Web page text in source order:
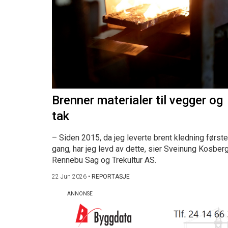
Brenner materialer til vegger og
tak
– Siden 2015, da jeg leverte brent kledning første
gang, har jeg levd av dette, sier Sveinung
Rennebu Sag og Trekultur AS.
22 Jun 2026 • REPORTASJE